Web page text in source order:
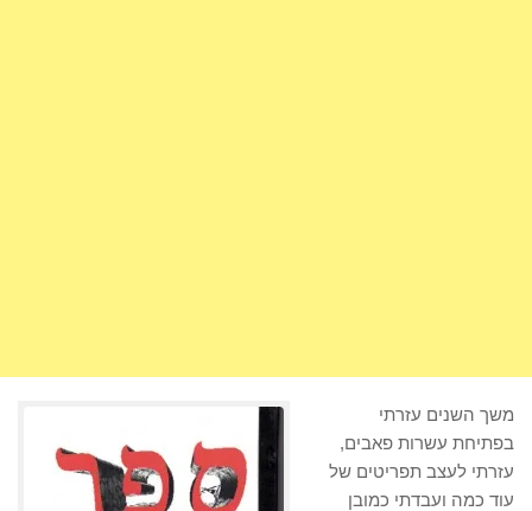
משך השנים עזרתי
בפתיחת עשרות פאבים,
עזרתי לעצב תפריטים של
עוד כמה ועבדתי כמובן